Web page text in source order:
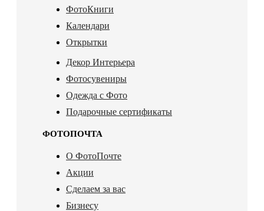
ФотоКниги
Календари
Открытки
Декор Интерьера
Фотосувениры
Одежда с Фото
Подарочные сертификаты
ФОТОПОЧТА
О ФотоПочте
Акции
Сделаем за вас
Бизнесу